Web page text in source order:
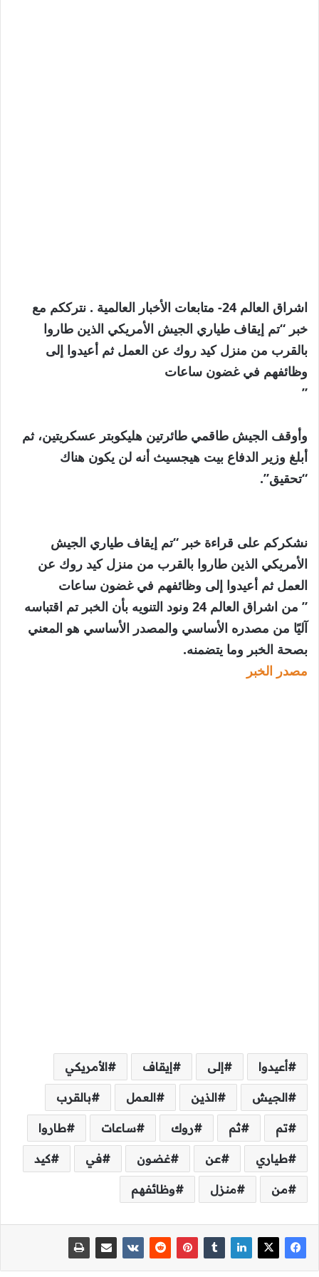
اشراق العالم 24- متابعات الأخبار العالمية . نترككم مع
خبر “تم إيقاف طياري الجيش الأمريكي الذين طاروا
بالقرب من منزل كيد روك عن العمل ثم أعيدوا إلى
وظائفهم في غضون ساعات
”
وأوقف الجيش طاقمي طائرتين هليكوبتر عسكريتين، ثم
أبلغ وزير الدفاع بيت هيجسيث أنه لن يكون هناك
“تحقيق”.
نشكركم على قراءة خبر “تم إيقاف طياري الجيش
الأمريكي الذين طاروا بالقرب من منزل كيد روك عن
العمل ثم أعيدوا إلى وظائفهم في غضون ساعات
” من اشراق العالم 24 ونود التنويه بأن الخبر تم اقتباسه
آليًا من مصدره الأساسي والمصدر الأساسي هو المعني
بصحة الخبر وما يتضمنه.
مصدر الخبر
أعيدوا إلى إيقاف الأمريكي
الجيش الذين العمل بالقرب
تم ثم روك ساعات طاروا
طياري عن غضون في كيد
من منزل وظائفهم